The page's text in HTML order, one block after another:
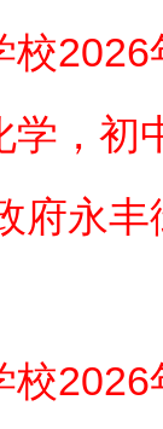
学，初
府永